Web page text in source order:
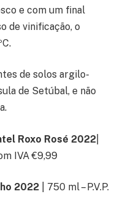
e com um final
de vinificação, o
de solos argilo-
de Setúbal, e não
Roxo Rosé 2022
IVA €9,99
2022
| 750 ml – P.V.P.